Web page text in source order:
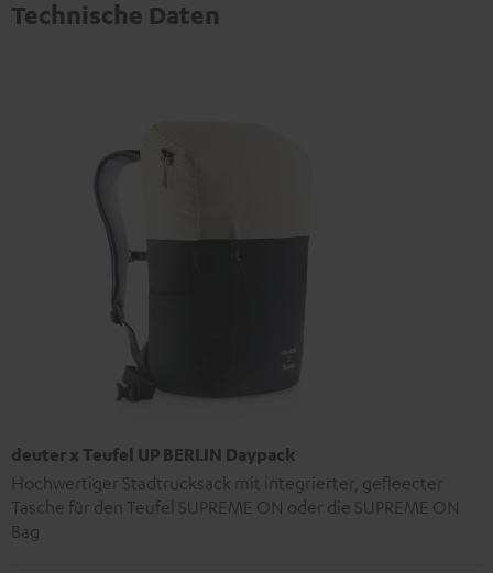
Technische Daten
deuter x Teufel UP BERLIN Daypack
Hochwertiger Stadtrucksack mit integrierter, gefleecter
Tasche für den Teufel SUPREME ON oder die SUPREME ON
Bag